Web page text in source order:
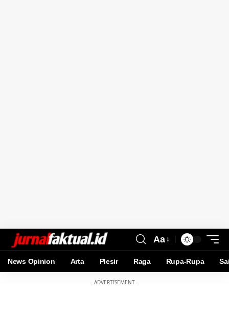
Aa
News Opinion Arta Plesir Raga Rupa-Rupa
- ADVERTISEMENT -